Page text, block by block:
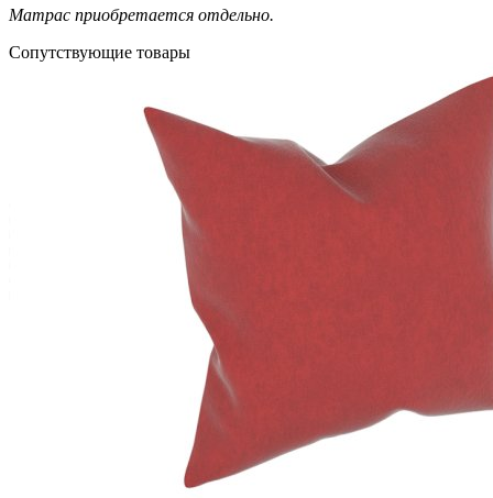
Матрас приобретается отдельно.
Сопутствующие товары